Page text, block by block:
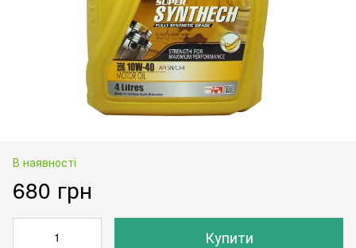
В наявності
680 грн
Купити